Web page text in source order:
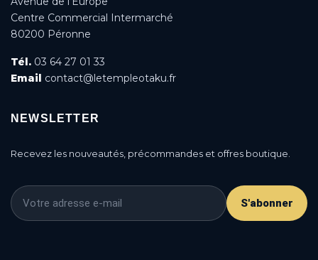
Centre Commercial Intermarché
80200 Péronne
Tél. 03 64 27 01 33
Email contact@letempleotaku.fr
NEWSLETTER
Recevez les nouveautés, précommandes et offres boutique.
S'abonner